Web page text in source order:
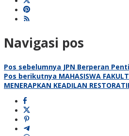
Navigasi pos
Pos sebelumnya JPN Berperan
Pos berikutnya MAHASISWA
MENERAPKAN KEADILAN